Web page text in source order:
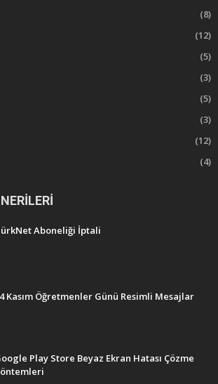
(8)
(12)
(5)
(3)
(5)
(3)
(12)
(4)
Aboneliği İptali
Kasım Öğretmenler Günü Resimli Mesajlar
Play Store Beyaz Ekran Hatası Çözme